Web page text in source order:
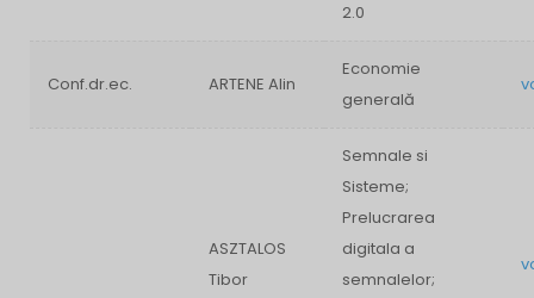
2.0
Conf.dr.ec. ARTENE Alin
Economie
generală
ASZTALOS
Tibor
Semnale si
Sisteme;
Prelucrarea
digitala a
semnalelor;